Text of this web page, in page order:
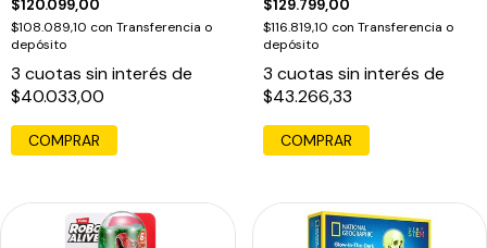
$120.099,00
$108.089,10 con Transferencia o
depósito
3 cuotas sin interés de
$40.033,00
COMPRAR
$129.799,00
$116.819,10 con Transferencia o
depósito
3 cuotas sin interés de
$43.266,33